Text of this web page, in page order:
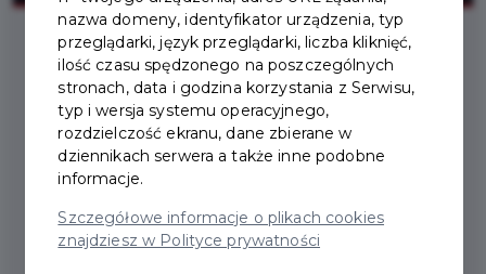
2021-05-27
DNI PRUSZCZA W 2021
ROKU - ODWOŁANE!
W związku z panującymi obecnie obostrzeniami
nazwa domeny, identyfikator urządzenia, typ
przeglądarki, język przeglądarki, liczba kliknięć,
ilość czasu spędzonego na poszczególnych
stronach, data i godzina korzystania z Serwisu,
typ i wersja systemu operacyjnego,
rozdzielczość ekranu, dane zbierane w
dziennikach serwera a także inne podobne
informacje.
Szczegółowe informacje o plikach cookies
znajdziesz w Polityce prywatności